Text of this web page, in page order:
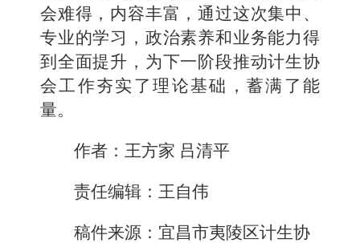
会难得，内容丰富，通过这次集中、
专业的学习，政治素养和业务能力得
到全面提升，为下一阶段推动计生协
会工作夯实了理论基础，蓄满了能
量。
作者： 王方家 吕清平
责任编辑：王自伟
稿件来源： 宜昌市夷陵区计生协